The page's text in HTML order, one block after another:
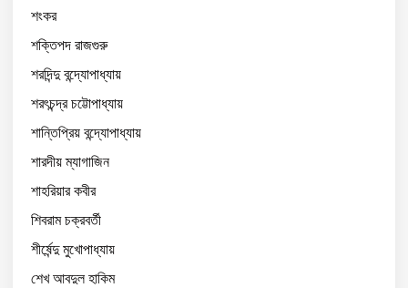
শংকর
শক্তিপদ রাজগুরু
শরদিন্দু বন্দ্যোপাধ্যায়
শরৎচন্দ্র চট্টোপাধ্যায়
শান্তিপ্রিয় বন্দ্যোপাধ্যায়
শারদীয় ম্যাগাজিন
শাহরিয়ার কবীর
শিবরাম চক্রবর্তী
শীর্ষেন্দু মুখোপাধ্যায়
শেখ আবদুল হাকিম